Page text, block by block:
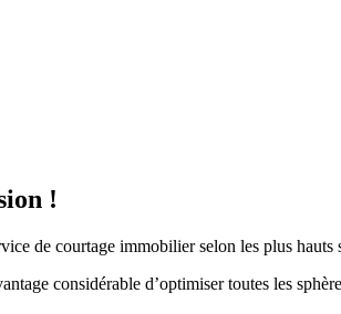
!
de courtage immobilier selon les plus hauts
considérable d’optimiser toutes les